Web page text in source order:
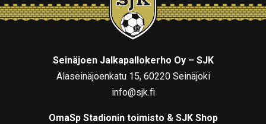
Seinäjoen Jalkapallokerho Oy – SJK
Alaseinäjoenkatu 15, 60220 Seinäjoki
info@sjk.fi
OmaSp Stadionin toimisto & SJK Shop